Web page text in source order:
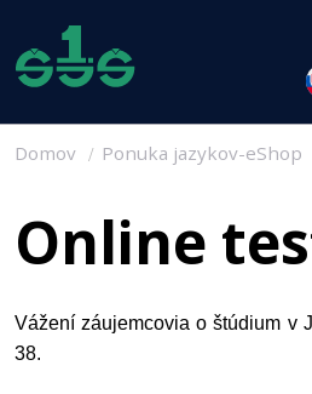
Domov Ponuka jazykov-eShop
Online
Vážení záujemcovia o štúdium v
38.